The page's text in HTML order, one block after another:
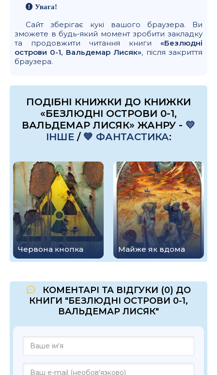
Увага!
Сайт зберігає кукі вашого браузера. Ви
зможете в будь-який момент зробити закладку
та продовжити читання книги «Безлюдні
острови 0-1, Вальдемар Лисяк», після закриття
браузера.
ПОДІБНІ КНИЖКИ ДО КНИЖКИ
«БЕЗЛЮДНІ ОСТРОВИ 0-1,
ВАЛЬДЕМАР ЛИСЯК» ЖАНРУ - 💛
ІНШЕ/ 💙 ФАНТАСТИКА:
Червона кнопка Майже як вдома
КОМЕНТАРІ ТА ВІДГУКИ (0) ДО
КНИГИ "БЕЗЛЮДНІ ОСТРОВИ 0-1,
ВАЛЬДЕМАР ЛИСЯК"